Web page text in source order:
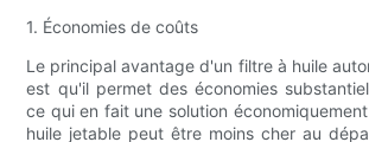
1. Économies de coûts
Le principal avantage d'un filtre à huile
est qu'il permet des économies
ce qui en fait une solution
huile jetable peut être moins cher au